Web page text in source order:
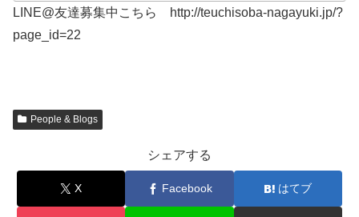
LINE@友達募集中こちら http://teuchisoba-nagayuki.jp/?
page_id=22
People & Blogs
シェアする
X Facebook はてブ